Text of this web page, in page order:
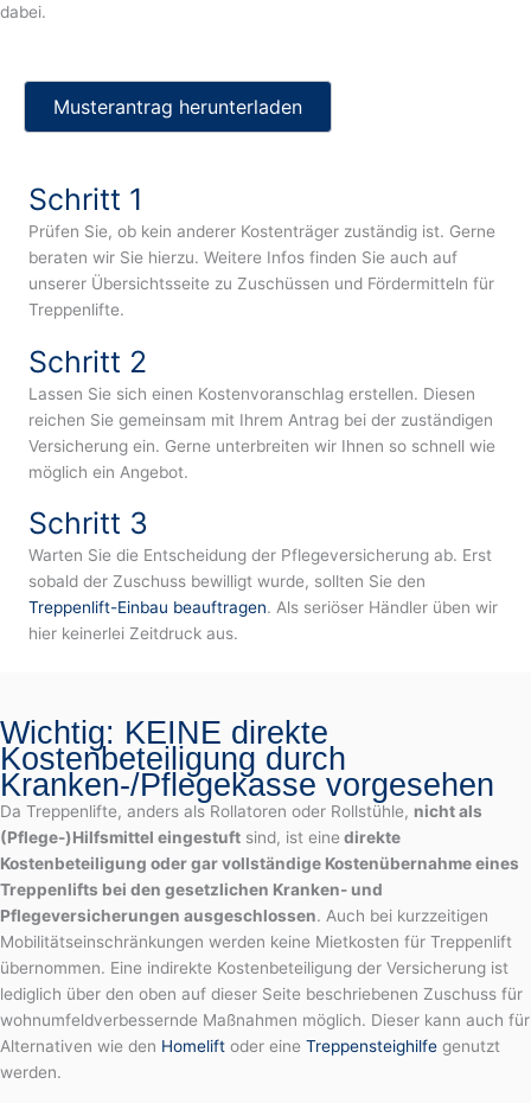
dabei.
Musterantrag herunterladen
Schritt 1
Prüfen Sie, ob kein anderer Kostenträger zuständig ist. Gerne
beraten wir Sie hierzu. Weitere Infos finden Sie auch auf
unserer Übersichtsseite zu Zuschüssen und Fördermitteln für
Treppenlifte.
Schritt 2
Lassen Sie sich einen Kostenvoranschlag erstellen. Diesen
reichen Sie gemeinsam mit Ihrem Antrag bei der zuständigen
Versicherung ein. Gerne unterbreiten wir Ihnen so schnell wie
möglich ein Angebot.
Schritt 3
Warten Sie die Entscheidung der Pflegeversicherung ab. Erst
sobald der Zuschuss bewilligt wurde, sollten Sie den
Treppenlift-Einbau beauftragen. Als seriöser Händler üben wir
hier keinerlei Zeitdruck aus.
Wichtig: KEINE direkte
Kostenbeteiligung durch
Kranken-/Pflegekasse vorgesehen
Da Treppenlifte, anders als Rollatoren oder Rollstühle, nicht als
(Pflege-)Hilfsmittel eingestuft sind, ist eine direkte
Kostenbeteiligung oder gar vollständige Kostenübernahme eines
Treppenlifts bei den gesetzlichen Kranken- und
Pflegeversicherungen ausgeschlossen. Auch bei kurzzeitigen
Mobilitätseinschränkungen werden keine Mietkosten für Treppenlift
übernommen. Eine indirekte Kostenbeteiligung der Versicherung ist
lediglich über den oben auf dieser Seite beschriebenen Zuschuss für
wohnumfeldverbessernde Maßnahmen möglich. Dieser kann auch für
Alternativen wie den Homelift oder eine Treppensteighilfe genutzt
werden.